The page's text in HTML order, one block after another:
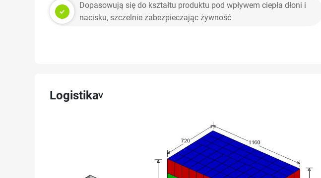
Dopasowują się do kształtu produktu pod wpływem ciepła dłoni i
nacisku, szczelnie zabezpieczając żywność
Logistika